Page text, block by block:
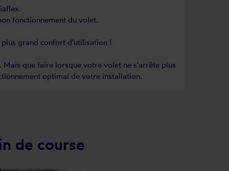
fonctionnement du volet.
grand confort d'utilisation !
que faire lorsque votre volet ne s'arrête plus
optimal de votre installation.
de course